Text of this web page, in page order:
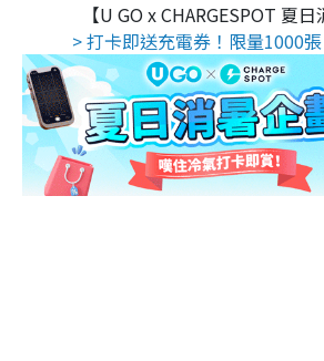
【U GO x CHARGESPOT 夏日
> 打卡即送充電券！限量1000